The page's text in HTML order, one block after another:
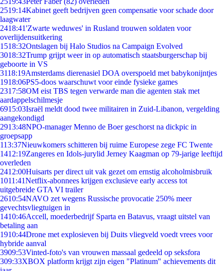
2519:14Kabinet geeft bedrijven geen compensatie voor schade door
laagwater
2418:41'Zwarte weduwes' in Rusland trouwen soldaten voor
overlijdensuitkering
1518:32Ontslagen bij Halo Studios na Campaign Evolved
3018:32Trump grijpt weer in op automatisch staatsburgerschap bij
geboorte in VS
3118:19Amsterdams dierenasiel DOA overspoeld met babykonijntjes
1918:06PS5-doos waarschuwt voor einde fysieke games
2317:58OM eist TBS tegen verwarde man die agenten stak met
aardappelschilmesje
6915:03Israël meldt dood twee militairen in Zuid-Libanon, vergelding
aangekondigd
2913:48NPO-manager Menno de Boer geschorst na dickpic in
groepsapp
113:37Nieuwkomers schitteren bij ruime Europese zege FC Twente
1412:19Zangeres en Idols-jurylid Jerney Kaagman op 79-jarige leeftijd
overleden
2412:00Huisarts per direct uit vak gezet om ernstig alcoholmisbruik
1011:41Netflix-abonnees krijgen exclusieve early access tot
uitgebreide GTA VI trailer
2610:54NAVO zet wegens Russische provocatie 250% meer
gevechtsvliegtuigen in
1410:46Accell, moederbedrijf Sparta en Batavus, vraagt uitstel van
betaling aan
1910:44Drone met explosieven bij Duits vliegveld voedt vrees voor
hybride aanval
3909:53Vinted-foto's van vrouwen massaal gedeeld op seksfora
309:33XBOX platform krijgt zijn eigen "Platinum" achievements dit